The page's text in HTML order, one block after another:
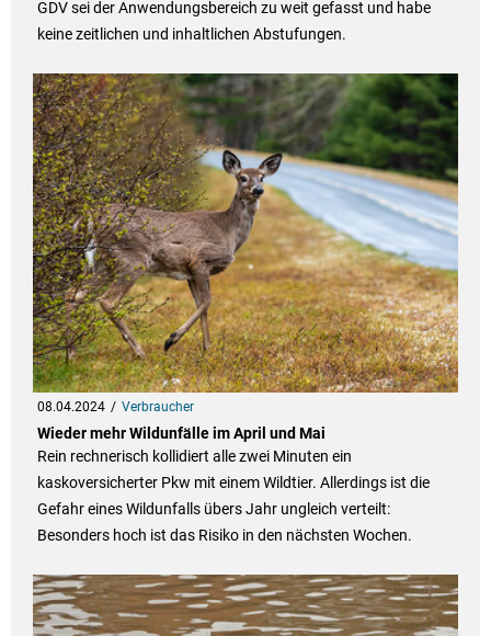
GDV sei der Anwendungsbereich zu weit gefasst und habe
keine zeitlichen und inhaltlichen Abstufungen.
08.04.2024 Verbraucher
Wieder mehr Wildunfälle im April und Mai
Rein rechnerisch kollidiert alle zwei Minuten ein
kaskoversicherter Pkw mit einem Wildtier. Allerdings ist die
Gefahr eines Wildunfalls übers Jahr ungleich verteilt:
Besonders hoch ist das Risiko in den nächsten Wochen.